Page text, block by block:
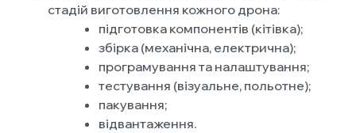
стадій виготовлення кожного дрона:
підготовка компонентів (кітівка);
збірка (механічна, електрична);
програмування та налаштування;
тестування (візуальне, польотне);
пакування;
відвантаження.